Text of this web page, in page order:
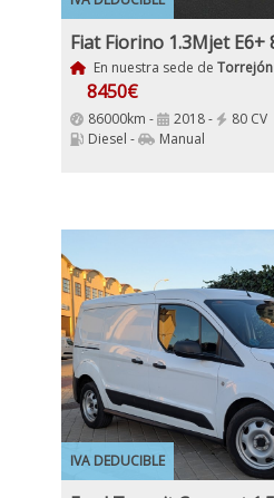
En nuestra sede de
8450€
86000km - 2018 -
80 CV
Diesel -
Manual
IVA DEDUCIBLE